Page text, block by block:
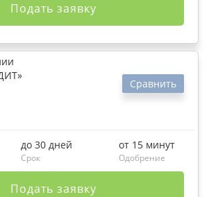
Подать заявку
Сравнить
до 30 дней
Срок
от 15 минут
Одобрение
Подать заявку